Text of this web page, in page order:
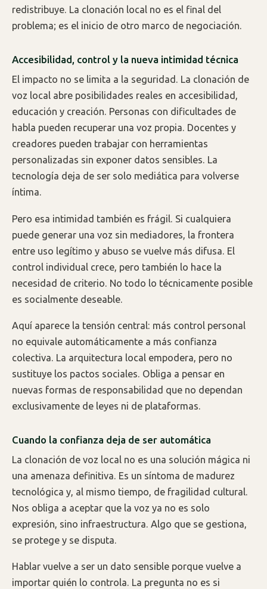
redistribuye. La clonación local no es el final del
problema; es el inicio de otro marco de negociación.
Accesibilidad, control y la nueva intimidad técnica
El impacto no se limita a la seguridad. La clonación de
voz local abre posibilidades reales en accesibilidad,
educación y creación. Personas con dificultades de
habla pueden recuperar una voz propia. Docentes y
creadores pueden trabajar con herramientas
personalizadas sin exponer datos sensibles. La
tecnología deja de ser solo mediática para volverse
íntima.
Pero esa intimidad también es frágil. Si cualquiera
puede generar una voz sin mediadores, la frontera
entre uso legítimo y abuso se vuelve más difusa. El
control individual crece, pero también lo hace la
necesidad de criterio. No todo lo técnicamente posible
es socialmente deseable.
Aquí aparece la tensión central: más control personal
no equivale automáticamente a más confianza
colectiva. La arquitectura local empodera, pero no
sustituye los pactos sociales. Obliga a pensar en
nuevas formas de responsabilidad que no dependan
exclusivamente de leyes ni de plataformas.
Cuando la confianza deja de ser automática
La clonación de voz local no es una solución mágica ni
una amenaza definitiva. Es un síntoma de madurez
tecnológica y, al mismo tiempo, de fragilidad cultural.
Nos obliga a aceptar que la voz ya no es solo
expresión, sino infraestructura. Algo que se gestiona,
se protege y se disputa.
Hablar vuelve a ser un dato sensible porque vuelve a
importar quién lo controla. La pregunta no es si